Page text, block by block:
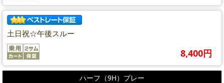
土日祝☆午後スルー
8,400円
ハーフ（9H）プレー